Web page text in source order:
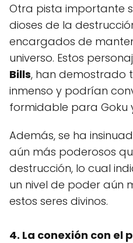
Otra pista importante
dioses de la
encargados de
universo. Estos
Bills, han demostrado
inmenso y podrían
formidable para Goku
Además, se ha
aún más poderosos
destrucción, lo cual
un nivel de poder aún
estos seres divinos.
4. La conexión con el